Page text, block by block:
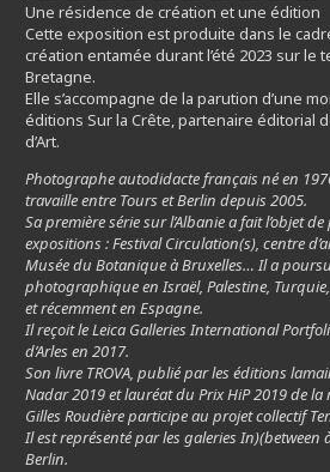
Une résidence de création et une édition
Cette exposition est produite dans le
création entamée durant l’été 2023 sur le
Bretagne.
Elle s’accompagne de la parution d’une
éditions Sur la Crête, partenaire éditorial
d’Art.
Photographe autodidacte français né en
travaille entre Tours et Berlin depuis 2005.
Sa première série sur l’Albanie a fait l’objet
expositions : Festival Circulation(s), centre
Musée du Botanique à Bruxelles… Il a
photographique en Israël, Palestine,
et récemment en Espagne.
Il reçoit le Leica Galleries International
d’Arles en 2017.
Son livre TROVA, publié par les éditions
Nadar 2019 et lauréat du Prix HiP 2019 de la
Gilles Roudière participe au projet collectif
Il est représenté par les galeries In)(between
Berlin.